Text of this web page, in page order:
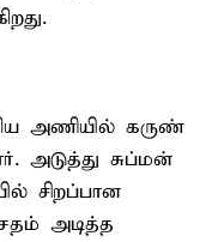
அணியில் கருண்
அடுத்து சுப்மன்
சிறப்பான
அடித்த